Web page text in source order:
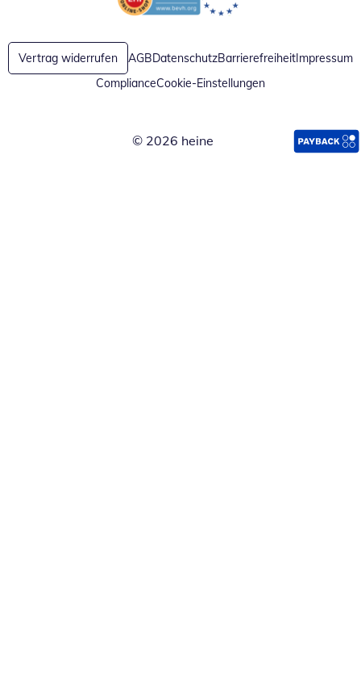
Öffnet in neuem FensterÖffnet in neuem Fenster
Vertrag widerrufen AGBDatenschutzBarrierefreiheitImpressum
ComplianceCookie-Einstellungen
© 2026 heine